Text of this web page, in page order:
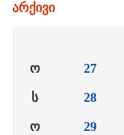
არქივი
ო
ს
ო
27
28
29